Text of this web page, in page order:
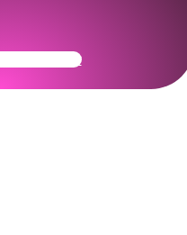
Ready